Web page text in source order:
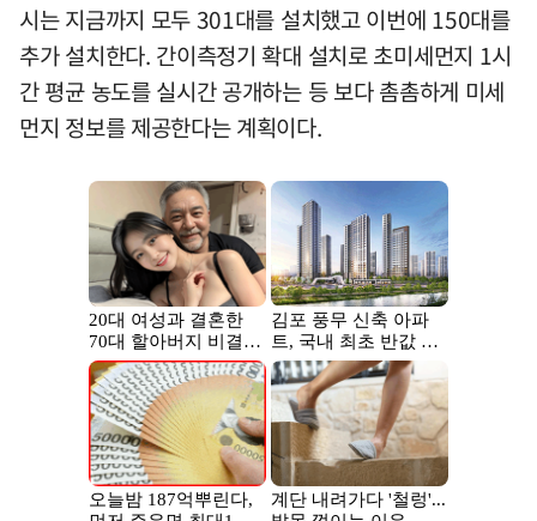
시는 지금까지 모두 301대를 설치했고 이번에 150대를
추가 설치한다. 간이측정기 확대 설치로 초미세먼지 1시
간 평균 농도를 실시간 공개하는 등 보다 촘촘하게 미세
먼지 정보를 제공한다는 계획이다.